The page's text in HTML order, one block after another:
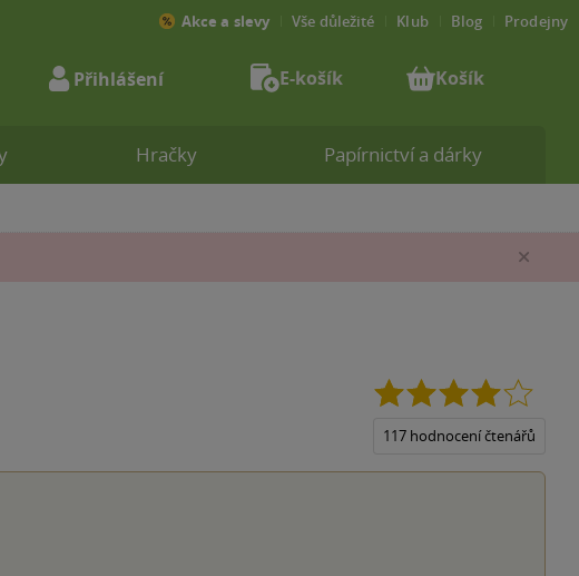
5
117 hodnocení čtenářů
Hračky Papírnictví a dárky
Akce a slevy Vše důležité Klub Blog Prodejny
Přihlášení E-košík Košík